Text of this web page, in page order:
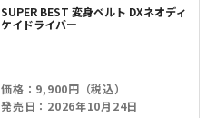
SUPER BEST 変身ベルト DXネオディ
ケイドライバー
価格：9,900円（税込）
発売日：2026年10月24日